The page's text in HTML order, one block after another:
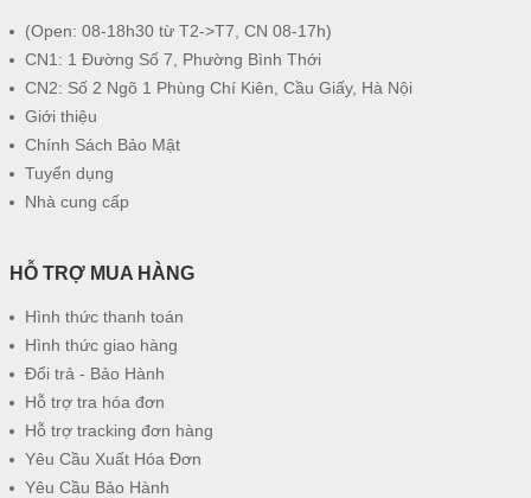
(Open: 08-18h30 từ T2->T7, CN 08-17h)
CN1: 1 Đường Số 7, Phường Bình Thới
CN2: Số 2 Ngõ 1 Phùng Chí Kiên, Cầu Giấy, Hà Nội
Giới thiệu
Chính Sách Bảo Mật
Tuyển dụng
Nhà cung cấp
HỖ TRỢ MUA HÀNG
Hình thức thanh toán
Hình thức giao hàng
Đổi trả - Bảo Hành
Hỗ trợ tra hóa đơn
Hỗ trợ tracking đơn hàng
Yêu Cầu Xuất Hóa Đơn
Yêu Cầu Bảo Hành